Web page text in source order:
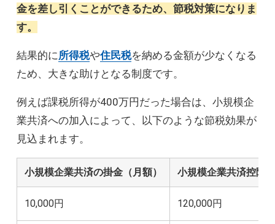
金を差し引くことができるため、節税対策になりま
す。
結果的に 所得税や住民税を納める金額が少なくなる
ため、大きな助けとなる制度です。
例えば課税所得が400万円だった場合は、小規模企
業共済への加入によって、以下のような節税効果が
見込まれます。
小規模企業共済の掛金（月額） 小規模企業共済控除額
10,000円 120,000円